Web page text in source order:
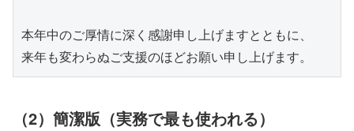
本年中のご厚情に深く感謝申し上げますとともに、
（2）簡潔版（実務で最も使われる）